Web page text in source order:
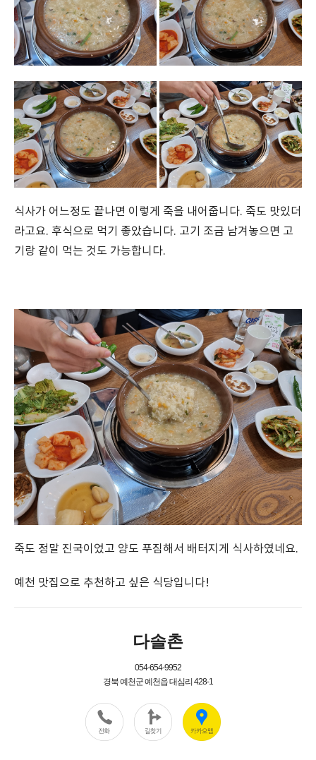
식사가 어느정도 끝나면 이렇게 죽을 내어줍니다. 죽도 맛있더
라고요. 후식으로 먹기 좋았습니다. 고기 조금 남겨놓으면 고
기랑 같이 먹는 것도 가능합니다.
죽도 정말 진국이었고 양도 푸짐해서 배터지게 식사하였네요.
예천 맛집으로 추천하고 싶은 식당입니다!